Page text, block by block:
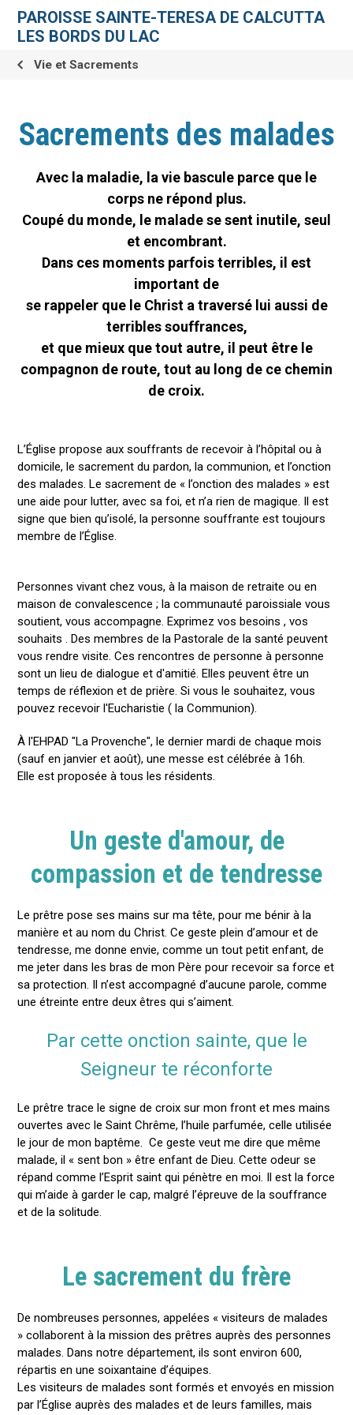
contenu.
navigation
personnelsPAROISSE SAINTE-TERESA DE CALCUTTA
LES BORDS DU LAC
Vie et Sacrements
Sacrements des malades
Avec la maladie, la vie bascule parce que le
corps ne répond plus.
Coupé du monde, le malade se sent inutile, seul
et encombrant.
Dans ces moments parfois terribles, il est
important de
se rappeler que le Christ a traversé lui aussi de
terribles souffrances,
et que mieux que tout autre, il peut être le
compagnon de route, tout au long de ce chemin
de croix.
L’Église propose aux souffrants de recevoir à l’hôpital ou à
domicile, le sacrement du pardon, la communion, et l’onction
des malades. Le sacrement de « l’onction des malades » est
une aide pour lutter, avec sa foi, et n’a rien de magique. Il est
signe que bien qu’isolé, la personne souffrante est toujours
membre de l’Église.
Personnes vivant chez vous, à la maison de retraite ou en
maison de convalescence ; la communauté paroissiale vous
soutient, vous accompagne. Exprimez vos besoins , vos
souhaits . Des membres de la Pastorale de la santé peuvent
vous rendre visite. Ces rencontres de personne à personne
sont un lieu de dialogue et d'amitié. Elles peuvent être un
temps de réflexion et de prière. Si vous le souhaitez, vous
pouvez recevoir l'Eucharistie ( la Communion).
À l'EHPAD "La Provenche", le dernier mardi de chaque mois
(sauf en janvier et août), une messe est célébrée à 16h.
Elle est proposée à tous les résidents.
Un geste d'amour, de
compassion et de tendresse
Le prêtre pose ses mains sur ma tête, pour me bénir à la
manière et au nom du Christ. Ce geste plein d’amour et de
tendresse, me donne envie, comme un tout petit enfant, de
me jeter dans les bras de mon Père pour recevoir sa force et
sa protection. Il n’est accompagné d’aucune parole, comme
une étreinte entre deux êtres qui s’aiment.
Par cette onction sainte, que le
Seigneur te réconforte
Le prêtre trace le signe de croix sur mon front et mes mains
ouvertes avec le Saint Chrême, l’huile parfumée, celle utilisée
le jour de mon baptême. Ce geste veut me dire que même
malade, il « sent bon » être enfant de Dieu. Cette odeur se
répand comme l’Esprit saint qui pénètre en moi. Il est la force
qui m’aide à garder le cap, malgré l’épreuve de la souffrance
et de la solitude.
Le sacrement du frère
De nombreuses personnes, appelées « visiteurs de malades
» collaborent à la mission des prêtres auprès des personnes
malades. Dans notre département, ils sont environ 600,
répartis en une soixantaine d’équipes.
Les visiteurs de malades sont formés et envoyés en mission
par l’Église auprès des malades et de leurs familles, mais